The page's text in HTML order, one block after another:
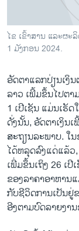
ໄຂ ເຂົ້າສານ ແລະຜ
1 ມັງກອນ 2024.
ອັດຕາແລກປ່ຽນເງິ
ລາວ ເພີ້ມຂຶ້ນໄປຕ
1 ເປີເຊັນ ແມ່ນເຮັ
ດັ່ງນັ້ນ, ອັດຕາເງິນ
ສະຖຽນລະພາບ. ໃ
ໄດ້ຫລຸດລົງແດ່ແລ້ວ
ເພີ່ມຂຶ້ນເຖິງ 26 ເປີ
ຂອງລາຄາອາຫານ
ກັບຊີວິດການເປັນຢູ່
ອີງຕາມບົດລາຍງາ